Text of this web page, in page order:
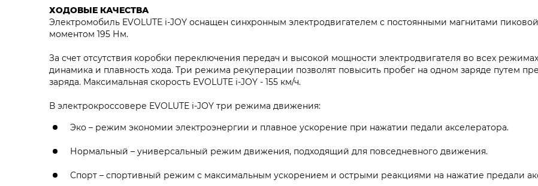
ХОДОВЫЕ КАЧЕСТВА
Электромобиль EVOLUTE i‑JOY оснащен синхронным электродвигателем с постоянными магнитами
моментом 195 Нм.
За счет отсутствия коробки переключения передач и высокой мощности электродвигателя во всех
динамика и плавность хода. Три режима рекуперации позволят повысить пробег на одном заряде путем
заряда. Максимальная скорость EVOLUTE i‑JOY - 155 км/ч.
В электрокроссовере EVOLUTE i‑JOY три режима движения:
Эко – режим экономии электроэнергии и плавное ускорение при нажатии педали акселератора.
Нормальный – универсальный режим движения, подходящий для повседневного движения.
Спорт – спортивный режим с максимальным ускорением и острыми реакциями на нажатие предали